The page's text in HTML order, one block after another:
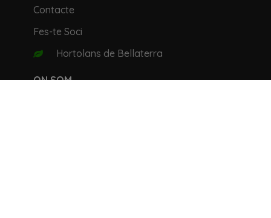
Contacte
Fes-te Soci
Hortolans de Bellaterra
ON SOM